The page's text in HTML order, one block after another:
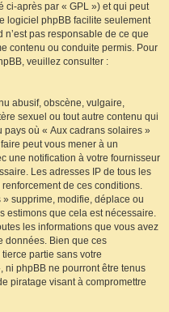
ci-après par « GPL ») et qui peut
logiciel phpBB facilite seulement
n’est pas responsable de ce que
contenu ou conduite permis. Pour
veuillez consulter :
abusif, obscène, vulgaire,
sexuel ou tout autre contenu qui
pays où « Aux cadrans solaires »
peut vous mener à un
une notification à votre fournisseur
Les adresses IP de tous les
de ces conditions.
supprime, modifie, déplace ou
estimons que cela est nécessaire.
les informations que vous avez
données. Bien que ces
partie sans votre
ni phpBB ne pourront être tenus
piratage visant à compromettre